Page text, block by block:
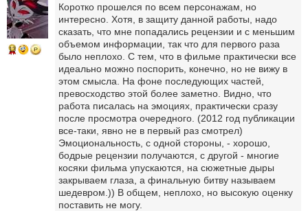
13
Коротко прошелся по всем персонажам, но
интересно. Хотя, в защиту данной работы, надо
сказать, что мне попадались рецензии и с меньшим
объемом информации, так что для первого раза
было неплохо. С тем, что в фильме практически все
идеально можно поспорить, конечно, но не вижу в
этом смысла. На фоне последующих частей,
превосходство этой более заметно. Видно, что
работа писалась на эмоциях, практически сразу
после просмотра очередного. (2012 год публикации
все-таки, явно не в первый раз смотрел)
Эмоциональность, с одной стороны, - хорошо,
бодрые рецензии получаются, с другой - многие
косяки фильма упускаются, на сюжетные дыры
закрываем глаза, а финальную битву называем
шедевром.)) В общем, неплохо, но высокую оценку
поставить не могу.